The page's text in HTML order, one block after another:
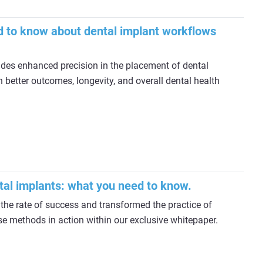
to know about dental implant workflows
enhanced precision in the placement of dental
outcomes, longevity, and overall dental health
implants: what you need to know.
rate of success and transformed the practice of
methods in action within our exclusive whitepaper.